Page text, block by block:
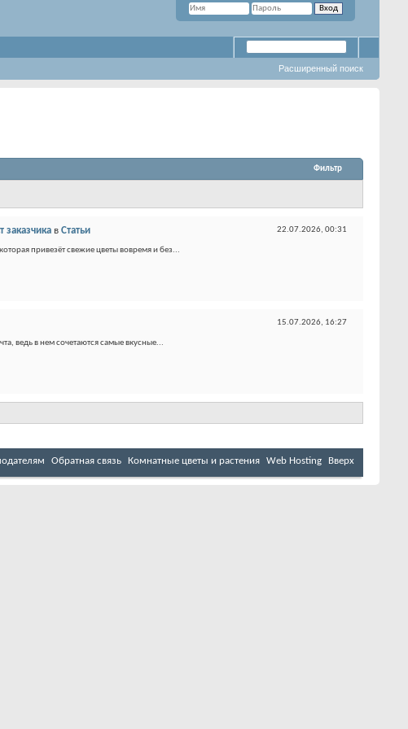
Расширенный поиск
Фильтр
22.07.2026, 00:31
заказчика в Статьи
привезёт свежие цветы вовремя и без...
15.07.2026, 16:27
ведь в нем сочетаются самые вкусные...
Обратная связь Комнатные цветы и растения Web Hosting Вверх